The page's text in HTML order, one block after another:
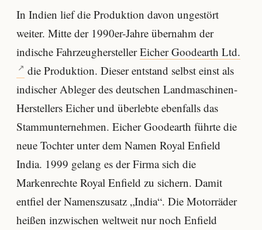
In Indien lief die Produktion davon ungestört
weiter. Mitte der 1990er-Jahre übernahm der
indische FahrzeugherstellerEicher Goodearth Ltd.
die Produktion. Dieser entstand selbst einst als
indischer Ableger des deutschen Landmaschinen-
Herstellers Eicher und überlebte ebenfalls das
Stammunternehmen. Eicher Goodearth führte die
neue Tochter unter dem Namen Royal Enfield
India. 1999 gelang es der Firma sich die
Markenrechte Royal Enfield zu sichern. Damit
entfiel der Namenszusatz „India“. Die Motorräder
heißen inzwischen weltweit nur noch Enfield